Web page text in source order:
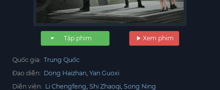
Xem phim
Tập phim
Quốc gia: Trung Quốc
Đạo diễn: Dong Haizhan Yan Guoxi
Diễn viên: Li Chengfeng Shi Zhaoqi Song Ning